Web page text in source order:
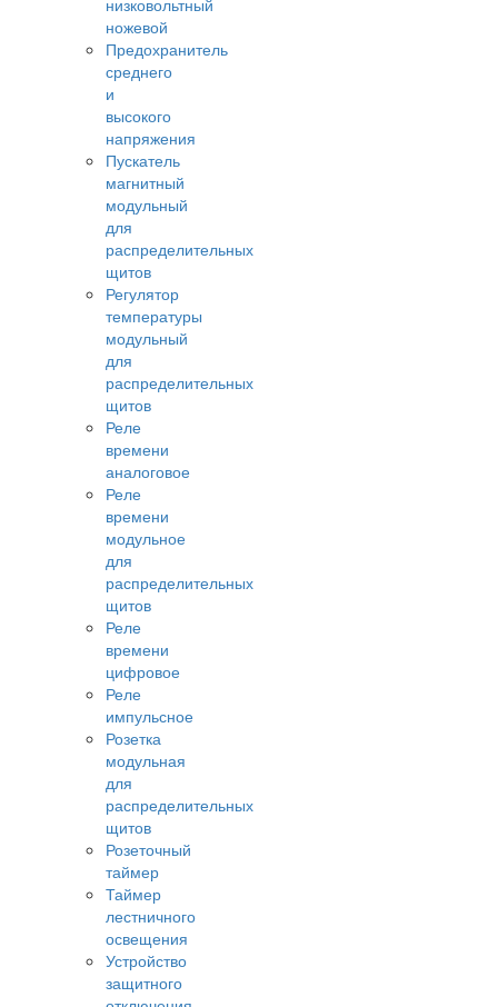
низковольтный
ножевой
Предохранитель
среднего
и
высокого
напряжения
Пускатель
магнитный
модульный
для
распределительных
щитов
Регулятор
температуры
модульный
для
распределительных
щитов
Реле
времени
аналоговое
Реле
времени
модульное
для
распределительных
щитов
Реле
времени
цифровое
Реле
импульсное
Розетка
модульная
для
распределительных
щитов
Розеточный
таймер
Таймер
лестничного
освещения
Устройство
защитного